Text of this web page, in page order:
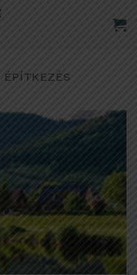
ÉPÍTKEZÉS